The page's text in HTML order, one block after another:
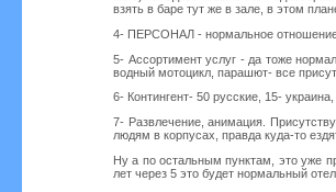
взять в баре тут же в зале, в этом
4- ПЕРСОНАЛ - нормальное отношение,
5- Ассортимент услуг - да тоже
водный мотоцикл, парашют- все
6- Контингент- 50 русские, 15-
7- Развлечение, анимация.
людям в корпусах, правда куда-то
Ну а по остальным пунктам, это уже
лет через 5 это будет нормальный